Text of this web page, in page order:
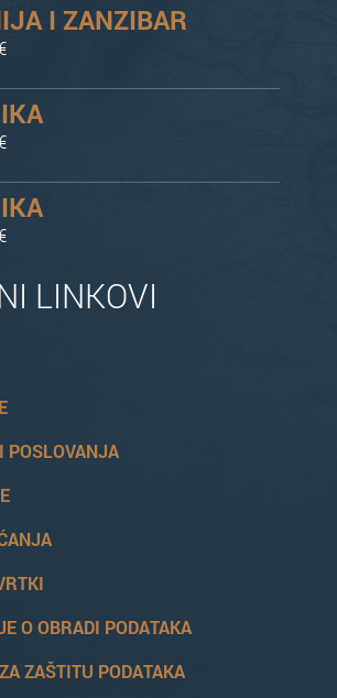
I ZANZIBAR
LINKOVI
POSLOVANJA
O OBRADI PODATAKA
ZAŠTITU PODATAKA